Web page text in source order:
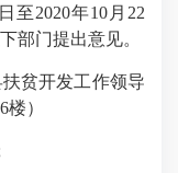
至2020年10月22
部门提出意见。
贫开发工作领导
）